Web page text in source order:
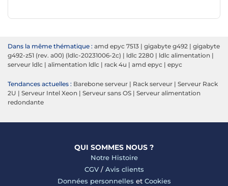
Dans la même thématique : amd epyc 7513 | gigabyte g492 | gigabyte
g492-z51 (rev. a00) (ldlc-20231006-2c) | ldlc 2280 | ldlc alimentation |
serveur ldlc | alimentation ldlc | rack 4u | amd epyc | epyc
Tendances actuelles : Barebone serveur | Rack serveur | Serveur Rack
2U | Serveur Intel Xeon | Serveur sans OS | Serveur alimentation
redondante
QUI SOMMES NOUS ?
Notre Histoire
CGV/ Avis clients
Données personnelles et Cookies